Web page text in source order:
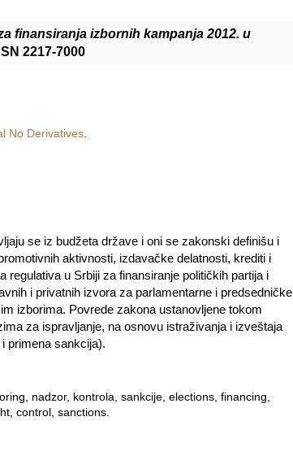
finansiranja izbornih kampanja 2012. u
2217-7000
No Derivatives.
se iz budžeta države i oni se zakonski definišu i
aktivnosti, izdavačke delatnosti, krediti i
u Srbiji za finansiranje političkih partija i
i privatnih izvora za parlamentarne i predsedničke
izborima. Povrede zakona ustanovljene tokom
za ispravljanje, na osnovu istraživanja i izveštaja
primena sankcija).
nadzor, kontrola, sankcije, elections, financing,
control, sanctions.